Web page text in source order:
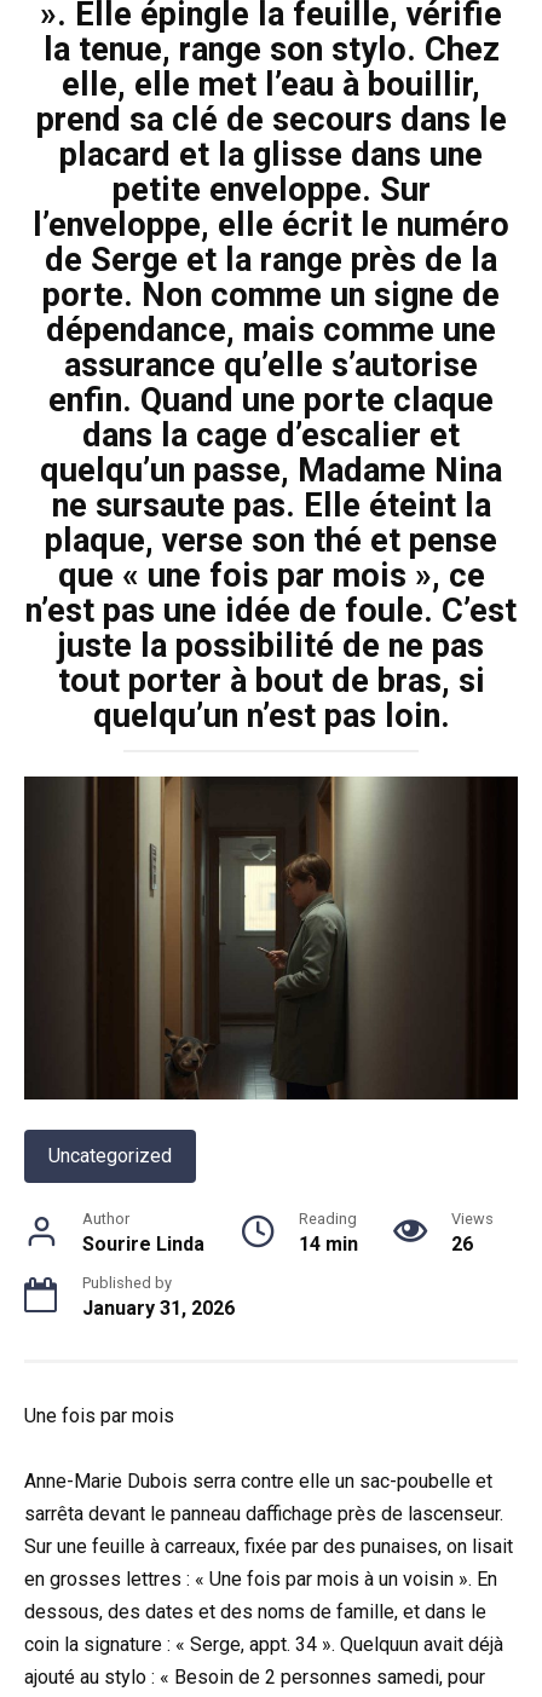
Uncategorized
Author
Sourire Linda
Reading
14 min
Views
26
Published by
January 31, 2026
Une fois par mois
Anne-Marie Dubois serra contre elle un sac-poubelle et
sarrêta devant le panneau daffichage près de lascenseur.
Sur une feuille à carreaux, fixée par des punaises, on lisait
en grosses lettres : « Une fois par mois à un voisin ». En
dessous, des dates et des noms de famille, et dans le
coin la signature : « Serge, appt. 34 ». Quelquun avait déjà
ajouté au stylo : « Besoin de 2 personnes samedi, pour